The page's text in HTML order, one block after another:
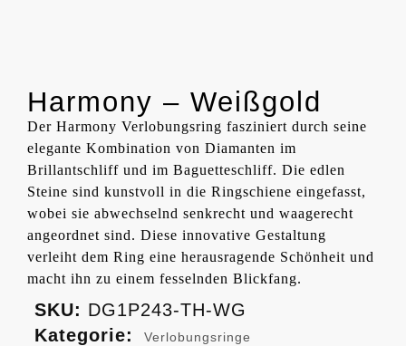
Harmony – Weißgold
Der Harmony Verlobungsring fasziniert durch seine
elegante Kombination von Diamanten im
Brillantschliff und im Baguetteschliff. Die edlen
Steine sind kunstvoll in die Ringschiene eingefasst,
wobei sie abwechselnd senkrecht und waagerecht
angeordnet sind. Diese innovative Gestaltung
verleiht dem Ring eine herausragende Schönheit und
macht ihn zu einem fesselnden Blickfang.
SKU: DG1P243-TH-WG
Kategorie:
Verlobungsringe